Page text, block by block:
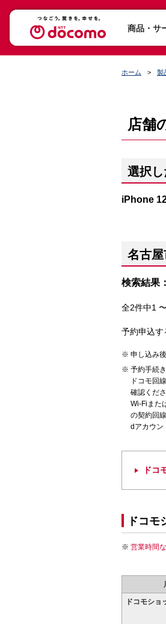
商品・サ
ホーム 製
店舗
選択
iPhone
名古
検索結果
全2件中1
予約申込す
申し込み
予約手続
ドコモ回
確認くださ
Wi-Fiまた
の契約回
dアカウン
ドコ
ドコモ
営業時間
ドコモショ